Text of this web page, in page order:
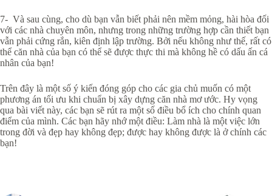
7- Và sau cùng, cho dù bạn vẫn biết phải nên mềm mỏng, hài hòa đối
với các nhà chuyên môn, nhưng trong những trường hợp cần thiết bạn
vẫn phải cứng rắn, kiên định lập trường. Bởi nếu không như thế, rất có
thể căn nhà của bạn có thể sẽ được thực thi mà không hề có dấu ấn cá
nhân của bạn!
Trên đây là một số ý kiến đóng góp cho các gia chủ muốn có một
phương án tối ưu khi chuẩn bị xây dựng căn nhà mơ ước. Hy vọng
qua bài viết này, các bạn sẽ rút ra một số điều bổ ích cho chính quan
điểm của mình. Các bạn hãy nhớ một điều: Làm nhà là một việc lớn
trong đời và đẹp hay không đẹp; được hay không được là ở chính các
bạn!